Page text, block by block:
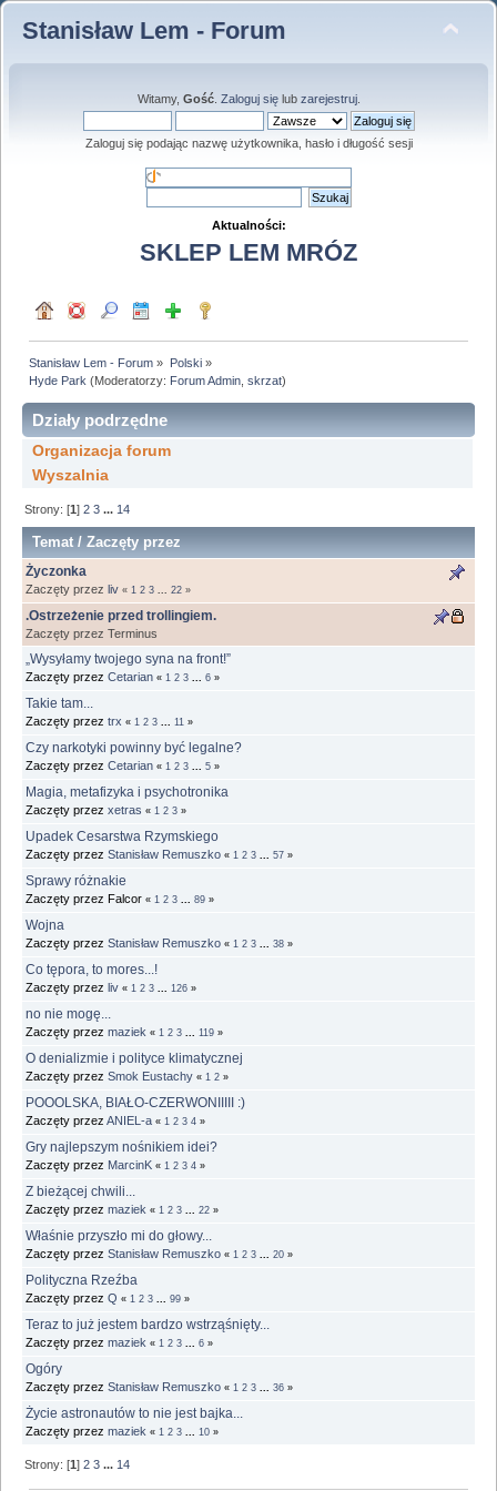
Stanisław Lem - Forum
Witamy, Gość. Zaloguj sięlub zarejestruj.
Zaloguj się podając nazwę użytkownika, hasło i długość sesji
Aktualności:
SKLEP LEM MRÓZ
Stanisław Lem - Forum » Polski»
Hyde Park (Moderatorzy: Forum Admin ,skrzat)
Działy podrzędne
Organizacja forum
Wyszalnia
Strony: [1]2 3 ... 14
Temat/Zaczęty przez
Życzonka
Zaczęty przez liv « 1 2 3 ... 22 »
.Ostrzeżenie przed trollingiem.
Zaczęty przez Terminus
„Wysyłamy twojego syna na front!”
Zaczęty przez Cetarian « 1 2 3 ... 6 »
Takie tam...
Zaczęty przez trx « 1 2 3 ... 11 »
Czy narkotyki powinny być legalne?
Zaczęty przez Cetarian « 1 2 3 ... 5 »
Magia, metafizyka i psychotronika
Zaczęty przez xetras « 1 2 3 »
Upadek Cesarstwa Rzymskiego
Zaczęty przez Stanisław Remuszko « 1 2 3 ... 57 »
Sprawy różnakie
Zaczęty przez Falcor « 1 2 3 ... 89 »
Wojna
Zaczęty przez Stanisław Remuszko « 1 2 3 ... 38 »
Co tępora, to mores...!
Zaczęty przez liv « 1 2 3 ... 126 »
no nie mogę...
Zaczęty przez maziek « 1 2 3 ... 119 »
O denializmie i polityce klimatycznej
Zaczęty przez Smok Eustachy « 1 2 »
POOOLSKA, BIAŁO-CZERWONIIIII :)
Zaczęty przez ANIEL-a « 1 2 3 4 »
Gry najlepszym nośnikiem idei?
Zaczęty przez MarcinK « 1 2 3 4 »
Z bieżącej chwili...
Zaczęty przez maziek « 1 2 3 ... 22 »
Właśnie przyszło mi do głowy...
Zaczęty przez Stanisław Remuszko « 1 2 3 ... 20 »
Polityczna Rzeźba
Zaczęty przez Q « 1 2 3 ... 99 »
Teraz to już jestem bardzo wstrząśnięty...
Zaczęty przez maziek « 1 2 3 ... 6 »
Ogóry
Zaczęty przez Stanisław Remuszko « 1 2 3 ... 36 »
Życie astronautów to nie jest bajka...
Zaczęty przez maziek « 1 2 3 ... 10 »
Strony: [1]2 3 ... 14